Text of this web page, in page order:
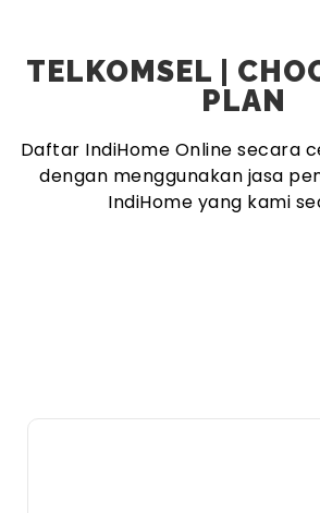
TELKOMSEL |
PLAN
Daftar IndiHome Online secara
dengan menggunakan jasa
IndiHome yang kami